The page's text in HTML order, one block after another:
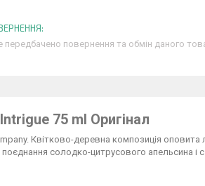
передбачено повернення та обмін даного
75 ml Оригінал
Квітково-деревна композиція оповита
солодко-цитрусового апельсина і